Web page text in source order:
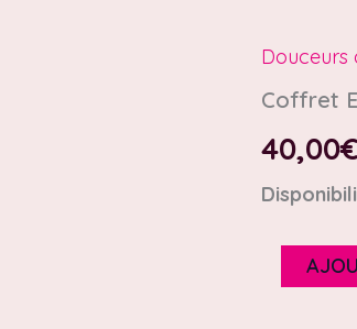
Douceurs
Coffret
40,00€
quantité
Coffret
MOI